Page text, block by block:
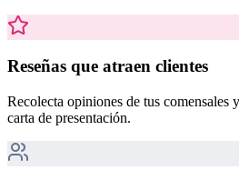
Reseñas que atraen clientes
Recolecta opiniones de tus comensales
carta de presentación.